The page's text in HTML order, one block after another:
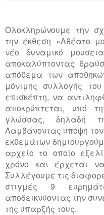
Ολοκληρώνουμε την
την έκθεση «Αθέατο
νέο δυναμικό
αποκαλύπτοντας
απόθεμα των
μόνιμης συλλογής
επισκέπτη, να
αποκρύπτεται, υπό
γλώσσας, δηλαδή
Λαμβάνοντας υπόψη
εκθεμάτων
αρχείο το οποίο
χρόνο και έρχεται
Συλλέγουμε τις
στιγμές 9
αποδεικνύοντας την
της ύπαρξής τους.